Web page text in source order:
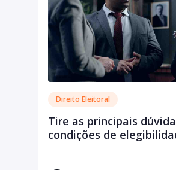
Direito Eleitoral
Tire as principais
condições de